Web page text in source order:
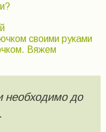
своими руками
Вяжем
необходимо до